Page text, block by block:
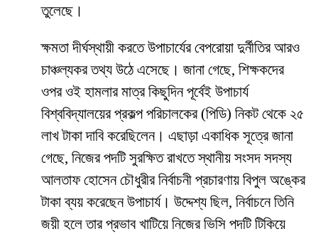
তুলেছে।
​ক্ষমতা দীর্ঘস্থায়ী করতে উপাচার্যের বেপরোয়া দুর্নীতির আরও
চাঞ্চল্যকর তথ্য উঠে এসেছে। জানা গেছে, শিক্ষকদের
ওপর ওই হামলার মাত্র কিছুদিন পূর্বেই উপাচার্য
বিশ্ববিদ্যালয়ের প্রকল্প পরিচালকের (পিডি) নিকট থেকে ২৫
লাখ টাকা দাবি করেছিলেন। এছাড়া একাধিক সূত্রে জানা
গেছে, নিজের পদটি সুরক্ষিত রাখতে স্থানীয় সংসদ সদস্য
আলতাফ হোসেন চৌধুরীর নির্বাচনী প্রচারণায় বিপুল অঙ্কের
টাকা ব্যয় করেছেন উপাচার্য। উদ্দেশ্য ছিল, নির্বাচনে তিনি
জয়ী হলে তার প্রভাব খাটিয়ে নিজের ভিসি পদটি টিকিয়ে